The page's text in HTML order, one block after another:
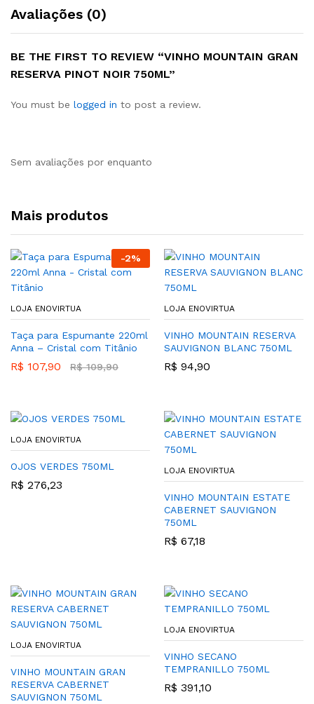
Avaliações (0)
BE THE FIRST TO REVIEW “VINHO MOUNTAIN GRAN
RESERVA PINOT NOIR 750ML”
You must be logged in to post a review.
Sem avaliações por enquanto
Mais produtos
-2%
LOJA ENOVIRTUA
Taça para Espumante 220ml
Anna – Cristal com Titânio
R$ 107,90 R$109,90
LOJA ENOVIRTUA
VINHO MOUNTAIN RESERVA
SAUVIGNON BLANC 750ML
R$ 94,90
LOJA ENOVIRTUA
OJOS VERDES 750ML
R$ 276,23
LOJA ENOVIRTUA
VINHO MOUNTAIN ESTATE
CABERNET SAUVIGNON
750ML
R$ 67,18
LOJA ENOVIRTUA
VINHO MOUNTAIN GRAN
RESERVA CABERNET
SAUVIGNON 750ML
LOJA ENOVIRTUA
VINHO SECANO
TEMPRANILLO 750ML
R$ 391,10